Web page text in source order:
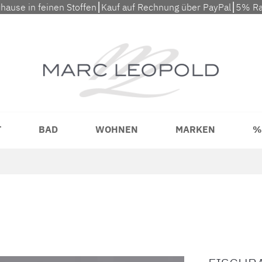
in feinen Stoffen⎮Kauf auf Rechnung über PayPal⎮5%
BAD WOHNEN MARKEN